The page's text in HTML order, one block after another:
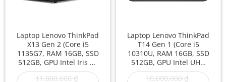
Laptop Lenovo ThinkPad
X13 Gen 2 (Core i5
1135G7, RAM 16GB, SSD
512GB, GPU Intel Iris Xe
Graphics, 13.3 inch
11,000,000₫
Laptop Lenovo ThinkPad
T14 Gen 1 (Core i5
10310U, RAM 16GB, SSD
512GB, GPU Intel UHD
Graphics, 14 inch FHD)
10,000,000₫